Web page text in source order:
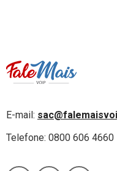
E-mail:
Telefone: 0800 606 4660